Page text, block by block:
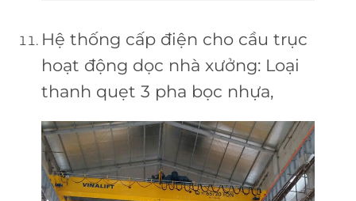
Hệ thống cấp điện cho cầu trục
hoạt động dọc nhà xưởng: Loại
thanh quẹt 3 pha bọc nhựa,